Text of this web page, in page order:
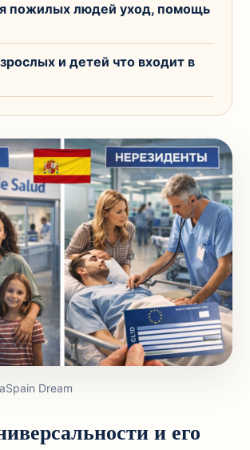
Spain Dream
и его
пожилых людей уход, помощь
и детей что входит в